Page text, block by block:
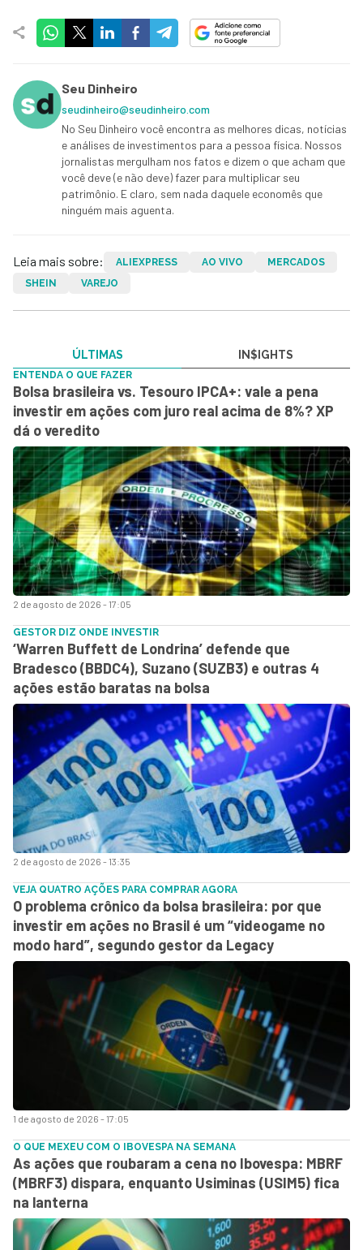
Seu Dinheiro
seudinheiro@seudinheiro.com
No Seu Dinheiro você encontra as melhores dicas, notícias
e análises de investimentos para a pessoa física. Nossos
jornalistas mergulham nos fatos e dizem o que acham que
você deve (e não deve) fazer para multiplicar seu
patrimônio. E claro, sem nada daquele economês que
ninguém mais aguenta.
Leia mais sobre: ALIEXPRESS AO VIVO
MERCADOS
SHEIN
VAREJO
ÚLTIMAS IN$IGHTS
2 de agosto de 2026 - 17:05
ENTENDA O QUE FAZER
Bolsa brasileira vs. Tesouro IPCA+: vale a pena
investir em ações com juro real acima de 8%? XP
dá o veredito
2 de agosto de 2026 - 13:35
GESTOR DIZ ONDE INVESTIR
‘Warren Buffett de Londrina’ defende que
Bradesco (BBDC4), Suzano (SUZB3) e outras 4
ações estão baratas na bolsa
1 de agosto de 2026 - 17:05
VEJA QUATRO AÇÕES PARA COMPRAR AGORA
O problema crônico da bolsa brasileira: por que
investir em ações no Brasil é um “videogame no
modo hard”, segundo gestor da Legacy
O QUE MEXEU COM O IBOVESPA NA SEMANA
As ações que roubaram a cena no Ibovespa: MBRF
(MBRF3) dispara, enquanto Usiminas (USIM5) fica
na lanterna